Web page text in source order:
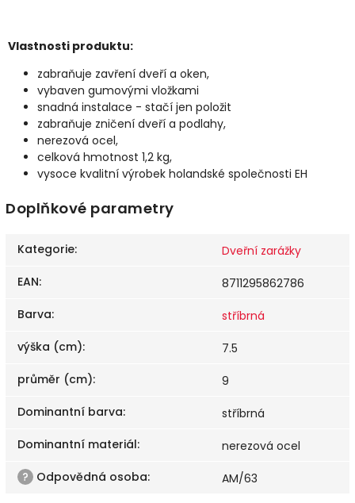
Vlastnosti produktu:
zabraňuje zavření dveří a oken,
vybaven gumovými vložkami
snadná instalace - stačí jen položit
zabraňuje zničení dveří a podlahy,
nerezová ocel,
celková hmotnost 1,2 kg,
vysoce kvalitní výrobek holandské společnosti EH
Doplňkové parametry
Kategorie:
Dveřní zarážky
EAN:
8711295862786
Barva:
stříbrná
výška (cm):
7.5
průměr (cm):
9
Dominantní barva:
stříbrná
Dominantní materiál:
nerezová ocel
? Odpovědná osoba: AM/63